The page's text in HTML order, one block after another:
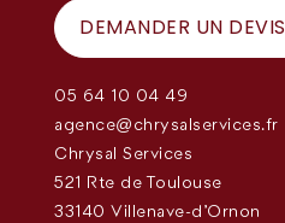
DEMANDER UN DEVIS
05 64 10 04 49
agence@chrysalservices.fr
Chrysal Services
521 Rte de Toulouse
33140 Villenave-d'Ornon